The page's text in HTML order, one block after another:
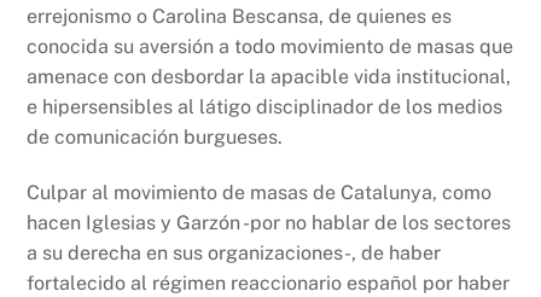
errejonismo o Carolina Bescansa, de quienes es
conocida su aversión a todo movimiento de masas que
amenace con desbordar la apacible vida institucional,
e hipersensibles al látigo disciplinador de los medios
de comunicación burgueses.
Culpar al movimiento de masas de Catalunya, como
hacen Iglesias y Garzón -por no hablar de los sectores
a su derecha en sus organizaciones-, de haber
fortalecido al régimen reaccionario español por haber